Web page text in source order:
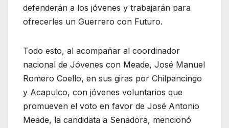
defenderán a los jóvenes y trabajarán para
ofrecerles un Guerrero con Futuro.
Todo esto, al acompañar al coordinador
nacional de Jóvenes con Meade, José Manuel
Romero Coello, en sus giras por Chilpancingo
y Acapulco, con jóvenes voluntarios que
promueven el voto en favor de José Antonio
Meade, la candidata a Senadora, mencionó